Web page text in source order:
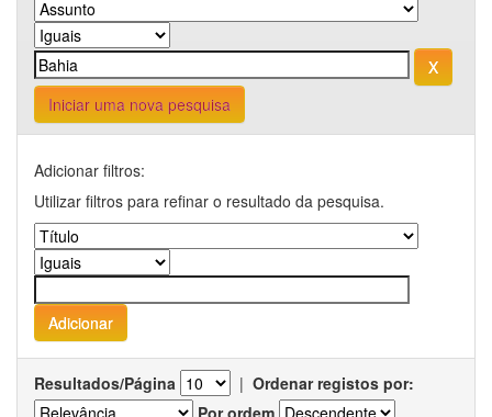
Iniciar uma nova pesquisa
Adicionar filtros:
Utilizar filtros para refinar o resultado da pesquisa.
Resultados/Página | Ordenar registos por:
Por ordem